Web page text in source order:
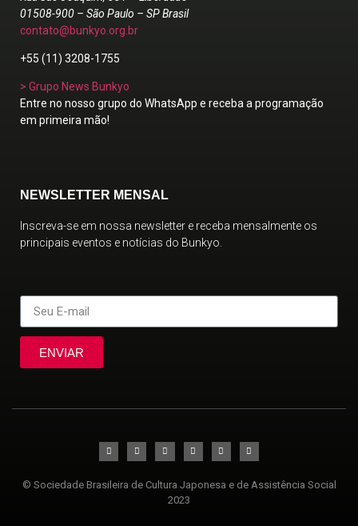
01508-900 – São Paulo – SP Brasil
contato@bunkyo.org.br
+55 (11) 3208-1755
> Grupo News Bunkyo
Entre no nosso grupo do WhatsApp e receba a programação
em primeira mão!
NEWSLETTER MENSAL
Inscreva-se em nossa newsletter e receba mensalmente os
principais eventos e notícias do Bunkyo.
ENVIAR
© Sociedade Brasileira de Cultura Japonesa e de Assistência Social
2023